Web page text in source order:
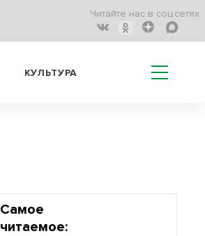
Читайте нас в соц.сетях:
КУЛЬТУРА
Самое
читаемое: